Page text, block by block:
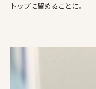
トップに留めることに。